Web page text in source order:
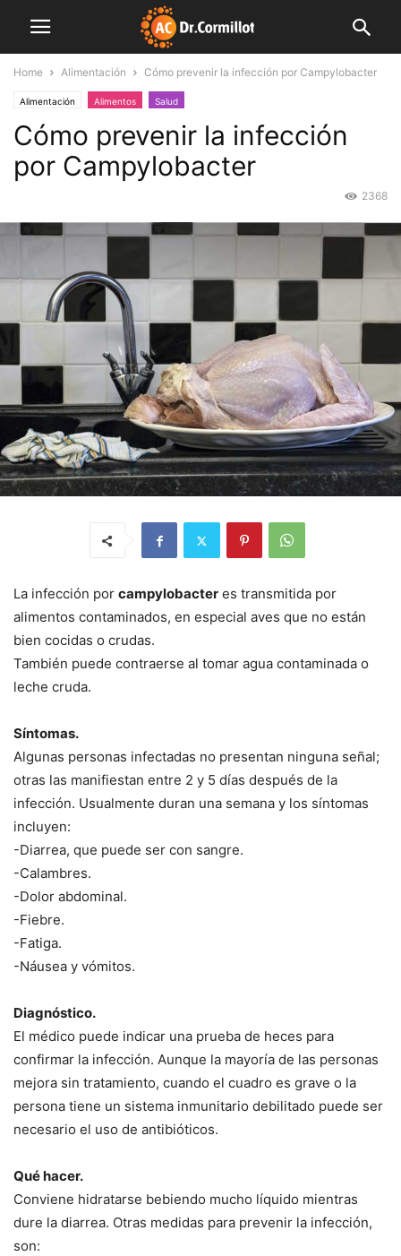
Home Alimentación Cómo prevenir la infección por Campylobacter
Alimentación Alimentos Salud
Cómo prevenir la infección
por Campylobacter
2368
La infección por campylobacter es transmitida por
alimentos contaminados, en especial aves que no están
bien cocidas o crudas.
También puede contraerse al tomar agua contaminada o
leche cruda.
Síntomas.
Algunas personas infectadas no presentan ninguna señal;
otras las manifiestan entre 2 y 5 días después de la
infección. Usualmente duran una semana y los síntomas
incluyen:
-Diarrea, que puede ser con sangre.
-Calambres.
-Dolor abdominal.
-Fiebre.
-Fatiga.
-Náusea y vómitos.
Diagnóstico.
El médico puede indicar una prueba de heces para
confirmar la infección. Aunque la mayoría de las personas
mejora sin tratamiento, cuando el cuadro es grave o la
persona tiene un sistema inmunitario debilitado puede ser
necesario el uso de antibióticos.
Qué hacer.
Conviene hidratarse bebiendo mucho líquido mientras
dure la diarrea. Otras medidas para prevenir la infección,
son: